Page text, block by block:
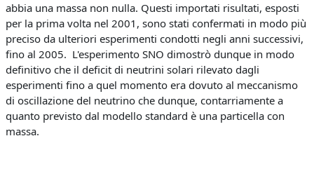
abbia una massa non nulla. Questi importati risultati, esposti
per la prima volta nel 2001, sono stati confermati in modo più
preciso da ulteriori esperimenti condotti negli anni successivi,
fino al 2005. L'esperimento SNO dimostrò dunque in modo
definitivo che il deficit di neutrini solari rilevato dagli
esperimenti fino a quel momento era dovuto al meccanismo
di oscillazione del neutrino che dunque, contarriamente a
quanto previsto dal modello standard è una particella con
massa.